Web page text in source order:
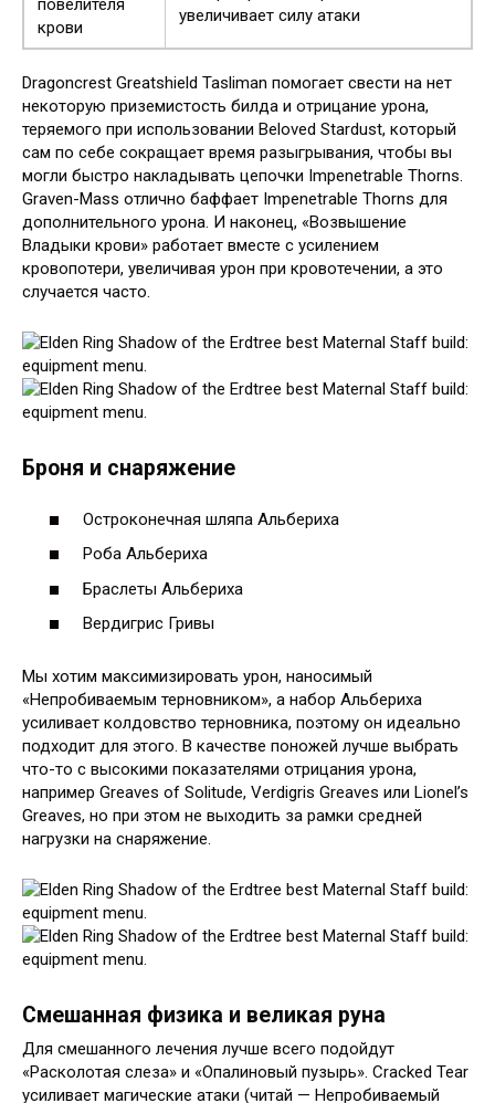
повелителя
крови
увеличивает силу атаки
Dragoncrest Greatshield Tasliman помогает свести на нет
некоторую приземистость билда и отрицание урона,
теряемого при использовании Beloved Stardust, который
сам по себе сокращает время разыгрывания, чтобы вы
могли быстро накладывать цепочки Impenetrable Thorns.
Graven-Mass отлично баффает Impenetrable Thorns для
дополнительного урона. И наконец, «Возвышение
Владыки крови» работает вместе с усилением
кровопотери, увеличивая урон при кровотечении, а это
случается часто.
Броня и снаряжение
Остроконечная шляпа Альбериха
Роба Альбериха
Браслеты Альбериха
Вердигрис Гривы
Мы хотим максимизировать урон, наносимый
«Непробиваемым терновником», а набор Альбериха
усиливает колдовство терновника, поэтому он идеально
подходит для этого. В качестве поножей лучше выбрать
что-то с высокими показателями отрицания урона,
например Greaves of Solitude, Verdigris Greaves или Lionel’s
Greaves, но при этом не выходить за рамки средней
нагрузки на снаряжение.
Смешанная физика и великая руна
Для смешанного лечения лучше всего подойдут
«Расколотая слеза» и «Опалиновый пузырь». Cracked Tear
усиливает магические атаки (читай — Непробиваемый